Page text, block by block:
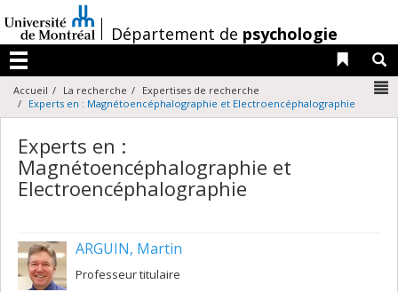
au
contenu
/Département de psychologie
Menu
Liens
Accueil La recherche
Expertises de recherche
Experts en : Magnétoencéphalographie et Electroencéphalographie
Experts en :
Magnétoencéphalographie et
Electroencéphalographie
ARGUIN, Martin
Professeur titulaire